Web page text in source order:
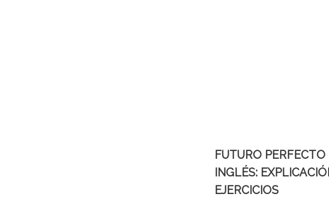
FUTURO PERFECTO
INGLÉS:
EJERCICIOS